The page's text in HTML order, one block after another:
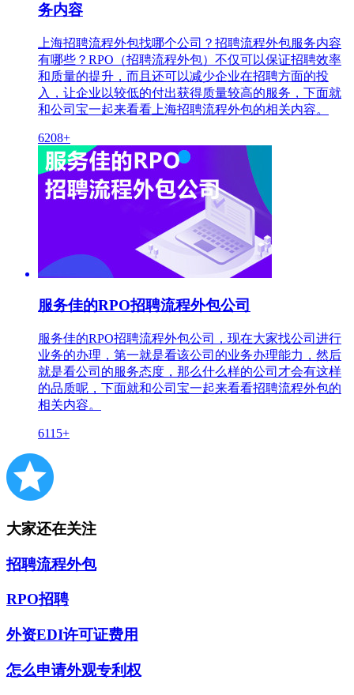
务内容
上海招聘流程外包找哪个公司？招聘流程外包服务内容
有哪些？RPO（招聘流程外包）不仅可以保证招聘效率
和质量的提升，而且还可以减少企业在招聘方面的投
入，让企业以较低的付出获得质量较高的服务，下面就
和公司宝一起来看看上海招聘流程外包的相关内容。
6208+
服务佳的RPO招聘流程外包公司
服务佳的RPO招聘流程外包公司，现在大家找公司进行
业务的办理，第一就是看该公司的业务办理能力，然后
就是看公司的服务态度，那么什么样的公司才会有这样
的品质呢，下面就和公司宝一起来看看招聘流程外包的
相关内容。
6115+
大家还在关注
招聘流程外包
RPO招聘
外资EDI许可证费用
怎么申请外观专利权